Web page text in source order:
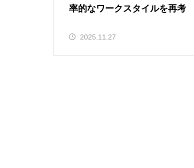
率的なワークスタイルを再考
2025.11.27